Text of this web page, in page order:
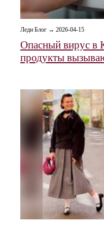
Леди Блог → 2026-04-15
Опасный вирус в
продукты